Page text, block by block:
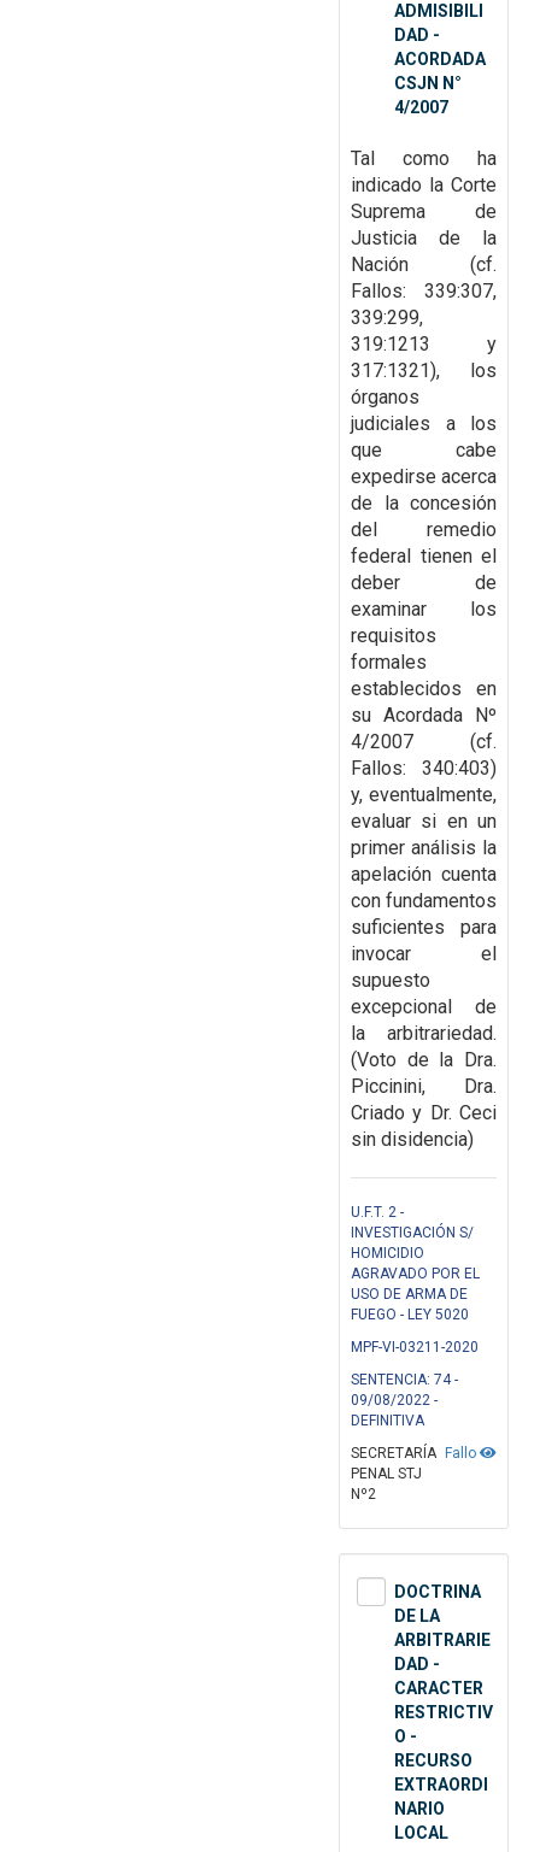
ADMISIBILI
DAD -
ACORDADA
CSJN N°
4/2007
Tal como ha
indicado la Corte
Suprema de
Justicia de la
Nación (cf.
Fallos: 339:307,
339:299,
319:1213 y
317:1321), los
órganos
judiciales a los
que cabe
expedirse acerca
de la concesión
del remedio
federal tienen el
deber de
examinar los
requisitos
formales
establecidos en
su Acordada Nº
4/2007 (cf.
Fallos: 340:403)
y, eventualmente,
evaluar si en un
primer análisis la
apelación cuenta
con fundamentos
suficientes para
invocar el
supuesto
excepcional de
la arbitrariedad.
(Voto de la Dra.
Piccinini, Dra.
Criado y Dr. Ceci
sin disidencia)
U.F.T. 2 -
INVESTIGACIÓN S/
HOMICIDIO
AGRAVADO POR EL
USO DE ARMA DE
FUEGO - LEY 5020
MPF-VI-03211-2020
SENTENCIA: 74 -
09/08/2022 -
DEFINITIVA
Fallo
SECRETARÍA
PENAL STJ
Nº2
DOCTRINA
DE LA
ARBITRARIE
DAD -
CARACTER
RESTRICTIV
O -
RECURSO
EXTRAORDI
NARIO
LOCAL